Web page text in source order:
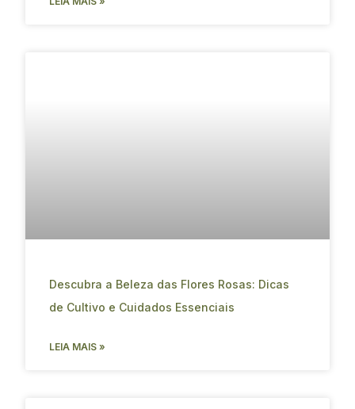
Descubra a Beleza das Flores Rosas: Dicas
de Cultivo e Cuidados Essenciais
LEIA MAIS »